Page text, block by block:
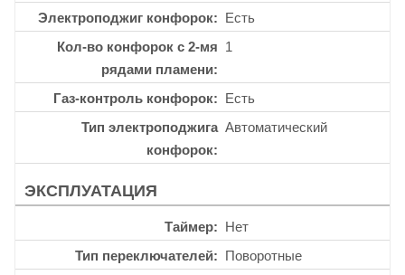
Электроподжиг конфорок
Есть
Кол-во конфорок с 2-мя
рядами пламени
1
Газ-контроль конфорок
Есть
Тип электроподжига
конфорок
Автоматический
ЭКСПЛУАТАЦИЯ
Таймер
Нет
Тип переключателей
Поворотные